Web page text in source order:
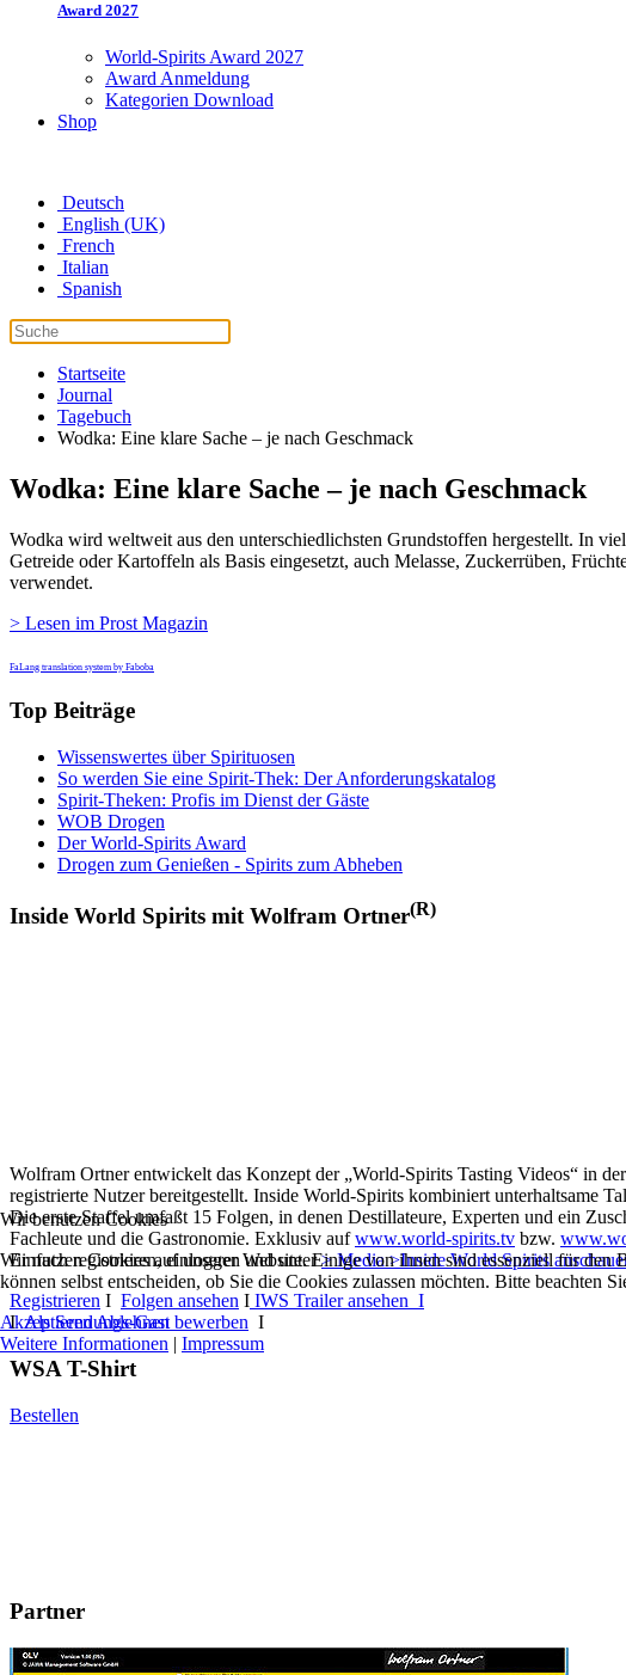
Award 2027
World-Spirits Award 2027
Award Anmeldung
Kategorien Download
Shop
Deutsch
English (UK)
French
Italian
Spanish
Startseite
Journal
Tagebuch
Wodka: Eine klare Sache – je nach Geschmack
Wodka: Eine klare Sache – je nach Geschmack
Wodka wird weltweit aus den unterschiedlichsten Grundstoffen hergestellt. In
Getreide oder Kartoffeln als Basis eingesetzt, auch Melasse, Zuckerrüben,
verwendet.
> Lesen im Prost Magazin
FaLang translation system by Faboba
Top Beiträge
Wissenswertes über Spirituosen
So werden Sie eine Spirit-Thek: Der Anforderungskatalog
Spirit-Theken: Profis im Dienst der Gäste
WOB Drogen
Der World-Spirits Award
Drogen zum Genießen - Spirits zum Abheben
Inside World Spirits mit Wolfram Ortner(R)
Wolfram Ortner entwickelt das Konzept der „World-Spirits Tasting Videos“ in
registrierte Nutzer bereitgestellt. Inside World-Spirits kombiniert unterhaltsame
Die erste Staffel umfaßt 15 Folgen, in denen Destillateure, Experten und ein
Fachleute und die Gastronomie. Exklusiv aufwww.world-spirits.tv bzw.
Einfach registrieren, einloggen und unter> Media >Inside World Spirits
Registrieren I Folgen ansehen I IWS Trailer ansehen I
IAls Sendungs-Gast bewerben I
WSA T-Shirt
Bestellen
Partner
Wir benutzen Cookies
Wir nutzen Cookies auf unserer Website. Einige von ihnen sind essenziell für
können selbst entscheiden, ob Sie die Cookies zulassen möchten. Bitte
AkzeptierenAblehnen
Weitere Informationen | Impressum